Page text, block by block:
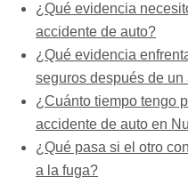
¿Qué evidencia
accidente de auto?
¿Qué evidencia
seguros después de un
¿Cuánto tiempo tengo
accidente de auto en
¿Qué pasa si el otro
a la fuga?